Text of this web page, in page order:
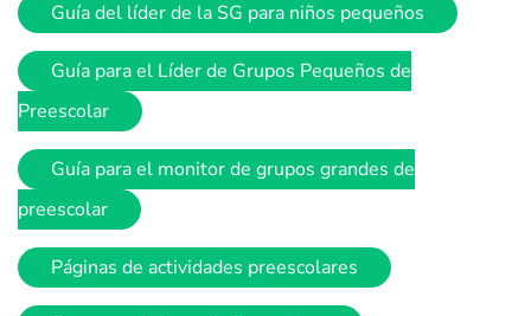
Guía del líder de la SG para niños pequeños
Guía para el Líder de Grupos Pequeños de
Preescolar
Guía para el monitor de grupos grandes de
preescolar
Páginas de actividades preescolares